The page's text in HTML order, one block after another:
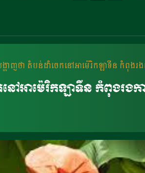
បង្ហាញថា តំបន់ដាំចេកនៅអាម៉េរិកឡាទីន កំពុងរ
នៅអាម៉េរិកឡាទីន កំពុងរង